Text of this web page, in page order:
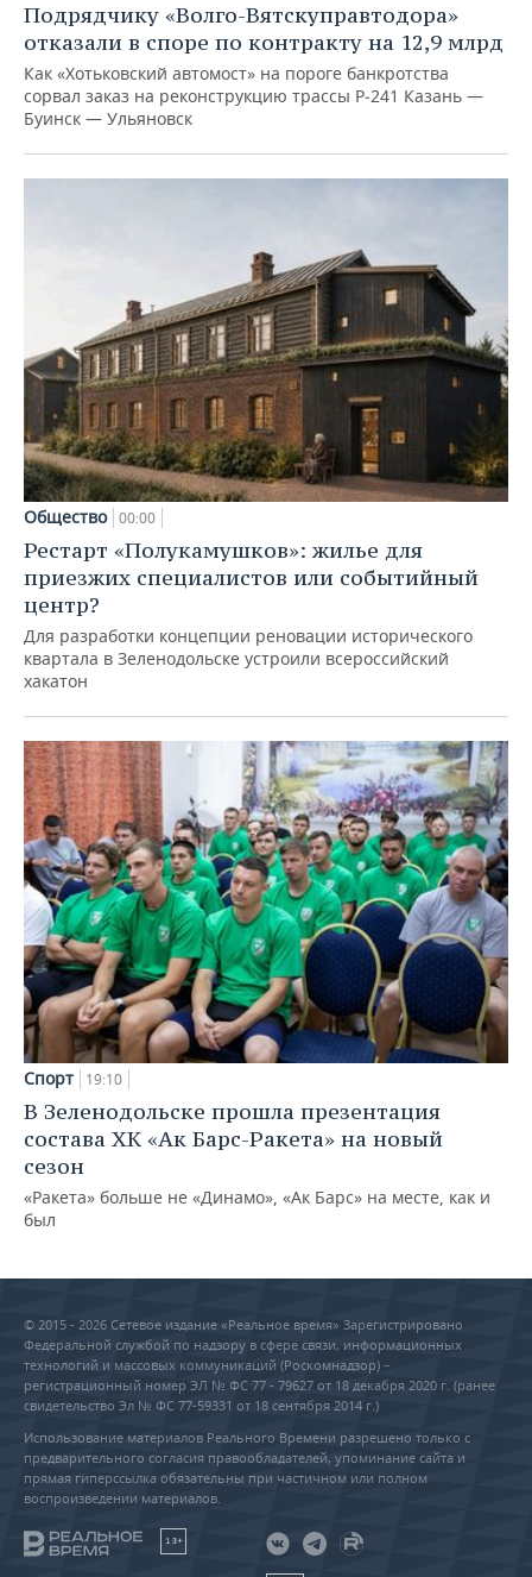
Подрядчику «Волго-Вятскуправтодора»
отказали в споре по контракту на 12,9 млрд
Как «Хотьковский автомост» на пороге банкротства
сорвал заказ на реконструкцию трассы Р‑241 Казань —
Буинск — Ульяновск
Общество 00:00
Рестарт «Полукамушков»: жилье для
приезжих специалистов или событийный
центр?
Для разработки концепции реновации исторического
квартала в Зеленодольске устроили всероссийский
хакатон
Спорт 19:10
В Зеленодольске прошла презентация
состава ХК «Ак Барс-Ракета» на новый
сезон
«Ракета» больше не «Динамо», «Ак Барс» на месте, как и
был
© 2015 - 2026 Сетевое издание «Реальное время» Зарегистрировано
Федеральной службой по надзору в сфере связи, информационных
технологий и массовых коммуникаций (Роскомнадзор) –
регистрационный номер ЭЛ № ФС 77 - 79627 от 18 декабря 2020 г. (ранее
свидетельство Эл № ФС 77-59331 от 18 сентября 2014 г.)
Использование материалов Реального Времени разрешено только с
предварительного согласия правообладателей, упоминание сайта и
прямая гиперссылка обязательны при частичном или полном
воспроизведении материалов.
18+